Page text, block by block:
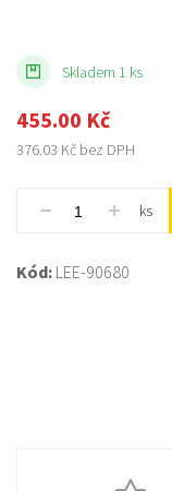
Kód: LEE-90680
Skladem 1 ks
455.00 Kč
376.03 Kč bez DPH
ks